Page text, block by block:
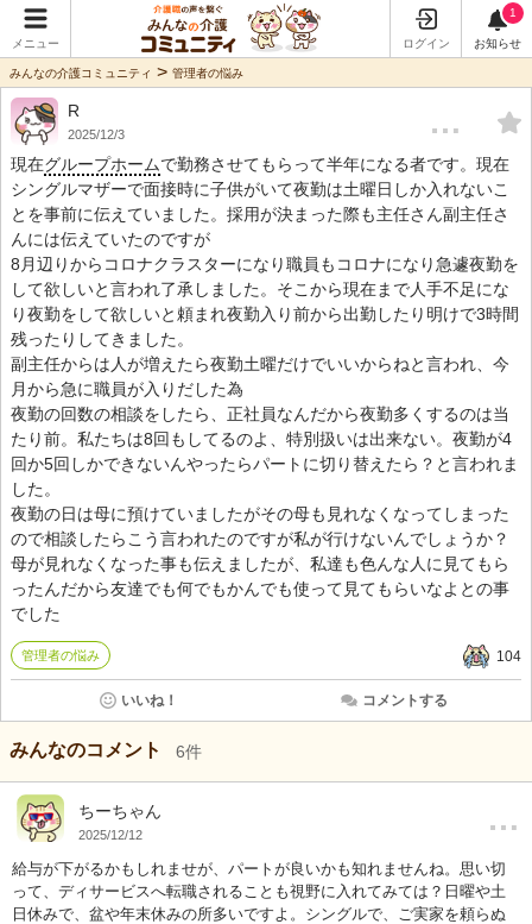
メニュー ログイン
1
お知らせ
みんなの介護コミュニティ > 管理者の悩み
R
2025/12/3 …
現在グループホームで勤務させてもらって半年になる者です。現在
シングルマザーで面接時に子供がいて夜勤は土曜日しか入れないこ
とを事前に伝えていました。採用が決まった際も主任さん副主任さ
んには伝えていたのですが
8月辺りからコロナクラスターになり職員もコロナになり急遽夜勤を
して欲しいと言われ了承しました。そこから現在まで人手不足にな
り夜勤をして欲しいと頼まれ夜勤入り前から出勤したり明けで3時間
残ったりしてきました。
副主任からは人が増えたら夜勤土曜だけでいいからねと言われ、今
月から急に職員が入りだした為
夜勤の回数の相談をしたら、正社員なんだから夜勤多くするのは当
たり前。私たちは8回もしてるのよ、特別扱いは出来ない。夜勤が4
回か5回しかできないんやったらパートに切り替えたら？と言われま
した。
夜勤の日は母に預けていましたがその母も見れなくなってしまった
ので相談したらこう言われたのですが私が行けないんでしょうか？
母が見れなくなった事も伝えましたが、私達も色んな人に見てもら
ったんだから友達でも何でもかんでも使って見てもらいなよとの事
でした
管理者の悩み 104
いいね！ コメントする
みんなのコメント 6件
ちーちゃん
2025/12/12 …
給与が下がるかもしれませが、パートが良いかも知れませんね。思い切
って、ディサービスへ転職されることも視野に入れてみては？日曜や土
日休みで、盆や年末休みの所多いですよ。シングルで、ご実家を頼らぬ